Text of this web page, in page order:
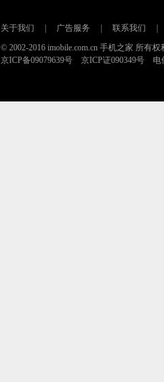
关于我们 广告服务 联系我们
© 2002-2016 imobile.com.cn 手机之家 所有权
京ICP备09079639号 京ICP证090349号 电